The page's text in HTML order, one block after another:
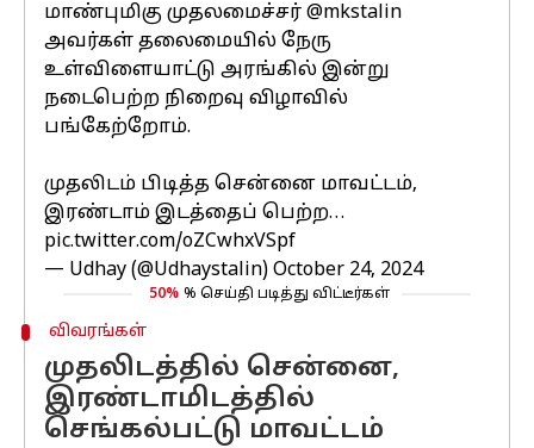
மாண்புமிகு முதலமைச்சர் @mkstalin
அவர்கள் தலைமையில் நேரு
உள்விளையாட்டு அரங்கில் இன்று
நடைபெற்ற நிறைவு விழாவில்
பங்கேற்றோம்.
முதலிடம் பிடித்த சென்னை மாவட்டம்,
இரண்டாம் இடத்தைப் பெற்ற…
pic.twitter.com/oZCwhxVSpf
— Udhay (@Udhaystalin) October 24, 2024
50% % செய்தி படித்து விட்டீர்கள்
விவரங்கள்
முதலிடத்தில் சென்னை,
இரண்டாமிடத்தில்
செங்கல்பட்டு மாவட்டம்